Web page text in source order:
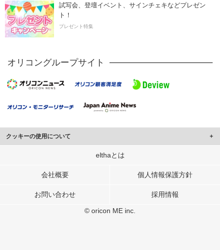
試写会、登壇イベント、サインチェキなどプレゼン
ト！
プレゼント特集
オリコングループサイト
クッキーの使用について
このサイトでは Cookie を使用して、ユーザーに合わせたコンテンツや広告の
行っています。
メディアや広告配信、データ解析の各パートナーに提供しています。
elthaとは
会社概要 個人情報保護方針
お問い合わせ 採用情報
© oricon ME inc.